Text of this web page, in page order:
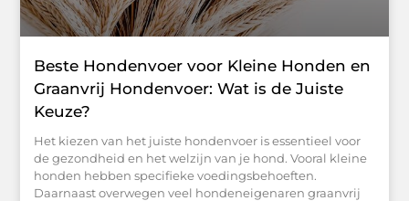
Beste Hondenvoer voor Kleine Honden en
Graanvrij Hondenvoer: Wat is de Juiste
Keuze?
Het kiezen van het juiste hondenvoer is essentieel voor
de gezondheid en het welzijn van je hond. Vooral kleine
honden hebben specifieke voedingsbehoeften.
Daarnaast overwegen veel hondeneigenaren graanvrij